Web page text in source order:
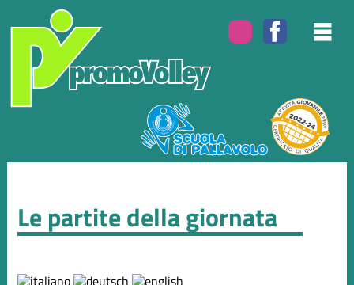
Le partite della giornata